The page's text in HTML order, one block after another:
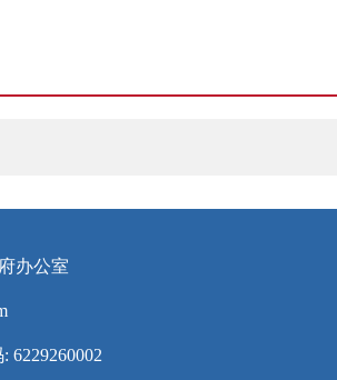
办公室
6229260002